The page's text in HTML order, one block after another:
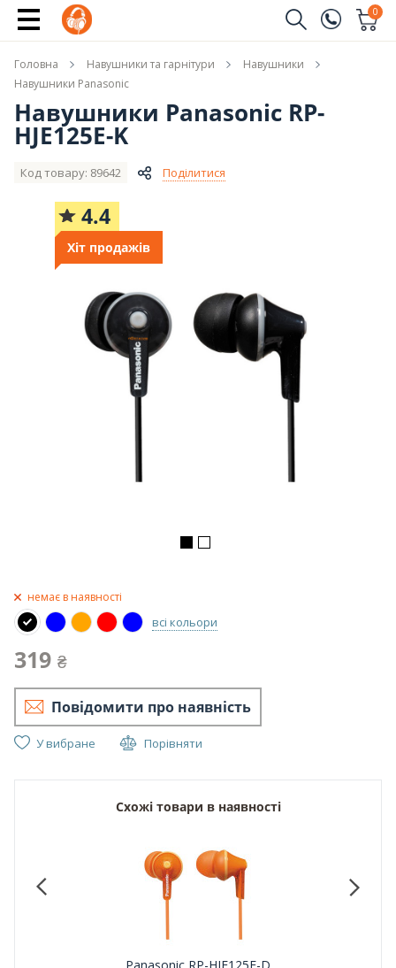
(096)
(044)
0
Ім'я
Телефон
Надіслати
Головна Навушники та гарнітури
Навушники
Навушники Panasonic
Навушники Panasonic RP-
HJE125E-K
Код товару: 89642 Поділитися
4.4
Хіт продажів
немає в наявності
всі кольори
319 ₴
Повідомити про наявність
У вибране Порівняти
Схожі товари в наявності
Повідомити про наявність